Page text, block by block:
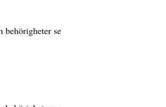
behörigheter se